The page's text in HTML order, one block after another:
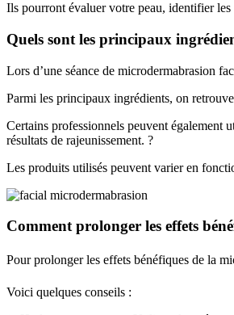
Ils pourront évaluer votre peau, identifier
Quels sont les principaux
Lors d’une séance de microdermabrasion
Parmi les principaux ingrédients, on
Certains professionnels peuvent également
résultats de rajeunissement. ?
Les produits utilisés peuvent varier en
Comment prolonger les effets
Pour prolonger les effets bénéfiques de la
Voici quelques conseils :